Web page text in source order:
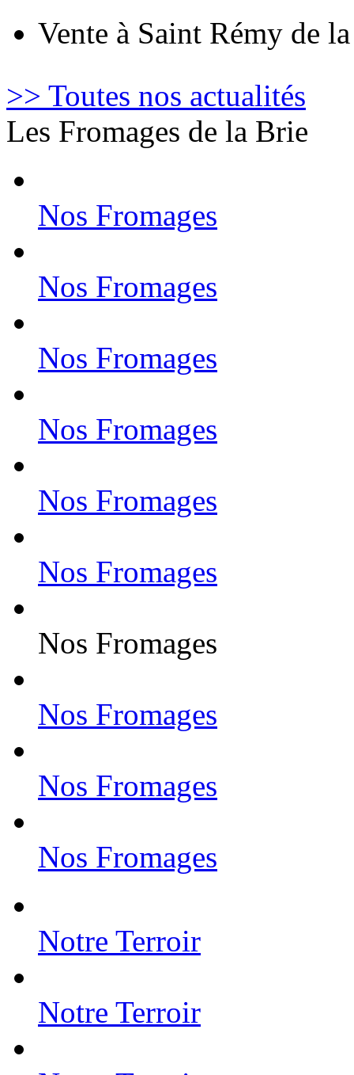
Vente à Saint Rémy de
>> Toutes nos actualités
Les Fromages de la Brie
Nos Fromages
Nos Fromages
Nos Fromages
Nos Fromages
Nos Fromages
Nos Fromages
Nos Fromages
Nos Fromages
Nos Fromages
Nos Fromages
Notre Terroir
Notre Terroir